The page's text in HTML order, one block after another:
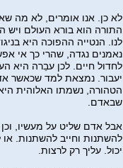
לא כן. אנו אומרים, לא מה
התורה הוא בורא העולם
לנו. הנטייה ההפוכה היא
נאמנים נגדה, שהרי כך אי
לחדול חיים. לכן עבֵרה היא
יעבור. נמצאת למד שכאשר
הטהורה, נשמתו האלוהית
שבאדם.
אבל אדם שליט על מעשיו, וכן
להשתנות וחייב להשתנות.
יכול. עליך רק לרצות.